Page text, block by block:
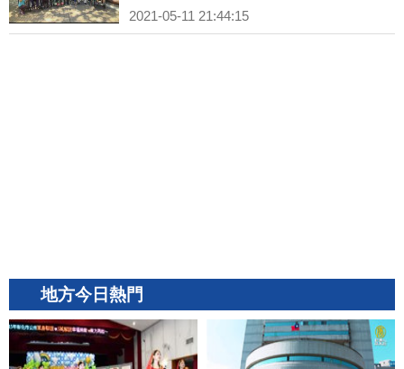
2021-05-11 21:44:15
地方今日熱門